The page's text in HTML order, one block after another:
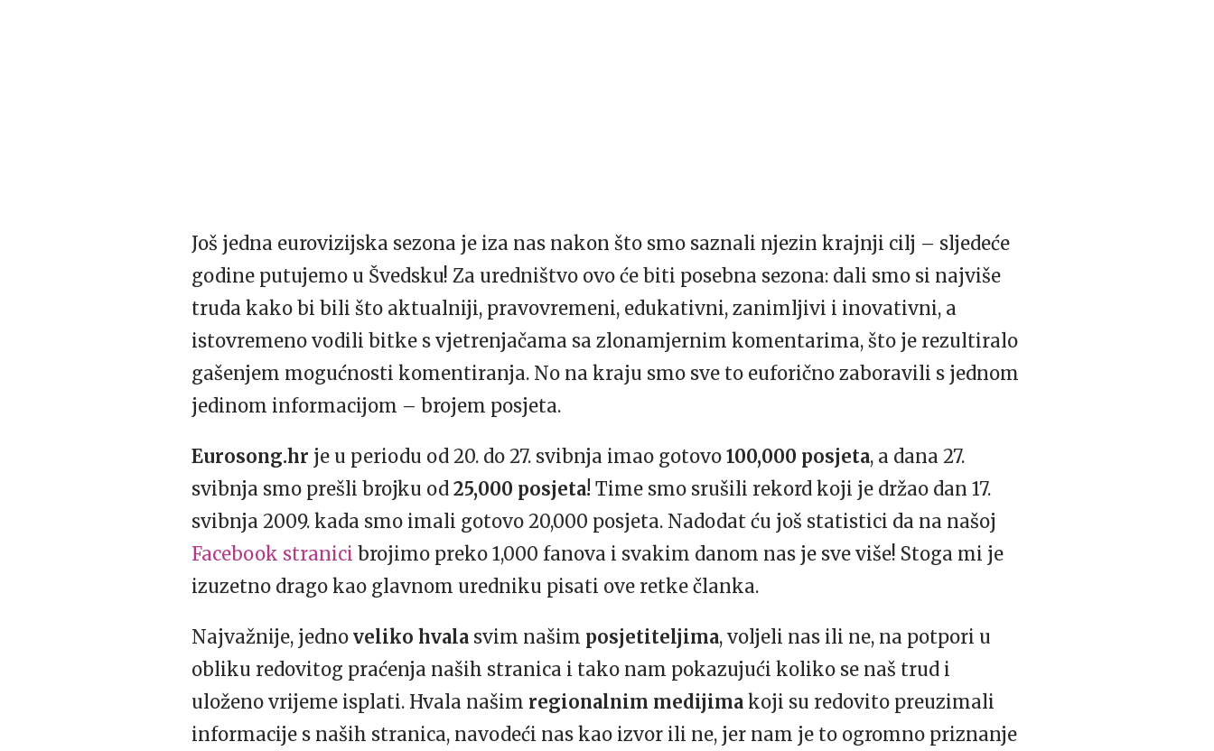
Još jedna eurovizijska sezona je iza nas nakon što smo saznali njezin krajnji cilj – sljedeće
godine putujemo u Švedsku! Za uredništvo ovo će biti posebna sezona: dali smo si najviše
truda kako bi bili što aktualniji, pravovremeni, edukativni, zanimljivi i inovativni, a
istovremeno vodili bitke s vjetrenjačama sa zlonamjernim komentarima, što je rezultiralo
gašenjem mogućnosti komentiranja. No na kraju smo sve to euforično zaboravili s jednom
jedinom informacijom – brojem posjeta.
Eurosong.hr je u periodu od 20. do 27. svibnja imao gotovo 100,000 posjeta, a dana 27.
svibnja smo prešli brojku od 25,000 posjeta! Time smo srušili rekord koji je držao dan 17.
svibnja 2009. kada smo imali gotovo 20,000 posjeta. Nadodat ću još statistici da na našoj
Facebook stranici brojimo preko 1,000 fanova i svakim danom nas je sve više! Stoga mi je
izuzetno drago kao glavnom uredniku pisati ove retke članka.
Najvažnije, jedno veliko hvala svim našim posjetiteljima, voljeli nas ili ne, na potpori u
obliku redovitog praćenja naših stranica i tako nam pokazujući koliko se naš trud i
uloženo vrijeme isplati. Hvala našim regionalnim medijima koji su redovito preuzimali
informacije s naših stranica, navodeći nas kao izvor ili ne, jer nam je to ogromno priznanje